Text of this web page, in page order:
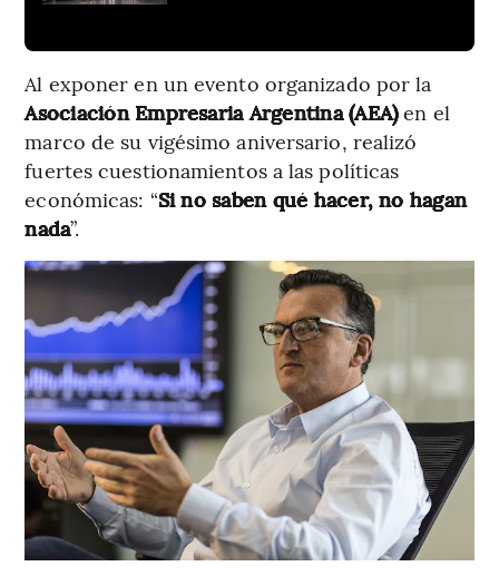
Al exponer en un evento organizado por la
Asociación Empresaria Argentina (AEA)en el
marco de su vigésimo aniversario, realizó
fuertes cuestionamientos a las políticas
económicas: “Si no saben qué hacer, no hagan
nada”.